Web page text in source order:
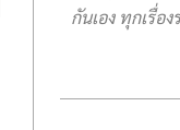
กันเอง ทุกเรื่อ